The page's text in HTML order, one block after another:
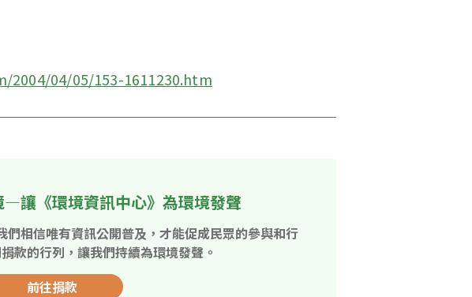
04/05/153-1611230.htm
讓《環境資訊中心》為環境發聲
們相信唯有資訊公開普及，才能促成民眾的參與和行
款的行列，讓我們持續為環境發聲。
前往捐款